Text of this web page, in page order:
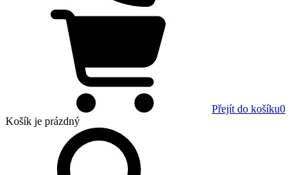
Přejít do košíku0
Košík je prázdný